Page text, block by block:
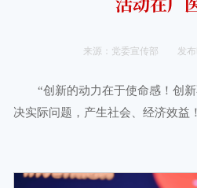
来源：党委宣传部 发布
“创新的动力在于使命感！创
决实际问题，产生社会、经济效益